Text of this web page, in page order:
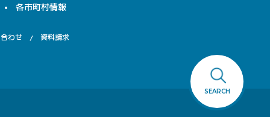
各市町村情報
わせ 資料請求
SEARCH